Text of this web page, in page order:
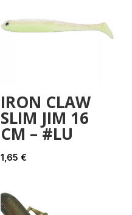
IRON CLAW
SLIM JIM 16
CM – #LU
1,65 €